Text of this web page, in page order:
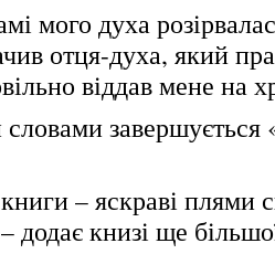
мого духа
отця-духа, який
віддав мене на
завершується
– яскраві плями
додає книзі ще